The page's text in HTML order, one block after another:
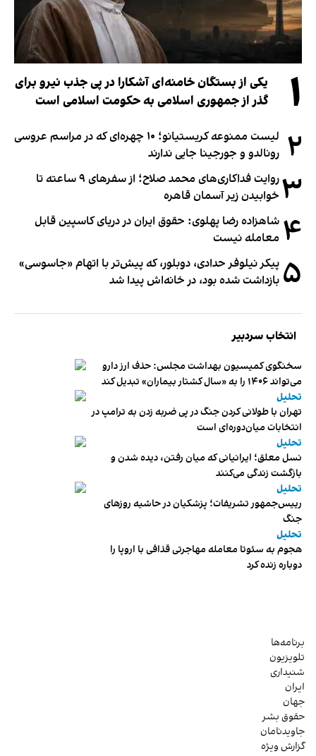
۱
یکی از بستگان خامنه‌ای آشکارا در پی جذب نیرو برای
گذر از جمهوری اسلامی به حکومت اسلامی است
۲
لیست ممنوعه کریستیانو؛ ۱۰ چهره‌ای که در مراسم عروسی
رونالدو و جورجینا جایی ندارند
۳
روایت فداکاری‌های محمد صلاح؛ از سفرهای ۹ ساعته تا
خوابیدن زیر آسمان قاهره
۴ شاهزاده رضا پهلوی: حقوق ایران در دریای کاسپین قابل
معامله نیست
۵ پیکر نیلوفر حدادی، دوبلور، که پیش‌تر با اتهام «جاسوسی»
بازداشت شده بود، در خانه‌اش پیدا شد
انتخاب سردبیر
سخنگوی کمیسیون بهداشت مجلس: حذف ارز دارو
می‌تواند ۱۴۰۶ را به «سال کشتار بیماران» تبدیل کند
تحلیل
تهران با طولانی کردن جنگ در پی ضربه زدن به ترامپ در
انتخابات میان‌دوره‌ای است
تحلیل
نسل معلق؛ ایرانیانی که میان رفتن، دیده شدن و
بازگشت زندگی می‌کنند
تحلیل
رییس‌جمهور تشریفات؛ پزشکیان در حاشیه روزهای
جنگ
تحلیل
هجوم به سئوتا معامله مهاجرتی قذافی با اروپا را
دوباره زنده کرد
برنامه‌ها
تلویزیون
شنیداری
ایران
جهان
حقوق بشر
جاویدنامان
گزارش ویژه